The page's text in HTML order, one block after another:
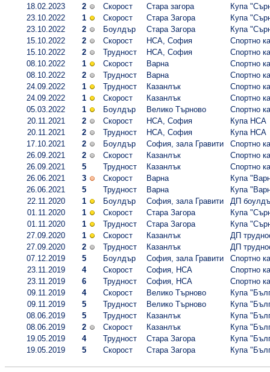
18.02.2023
2 Скорост Стара загора
Купа
23.10.2022
1 Скорост Стара Загора
Купа
23.10.2022
2 Боулдър Стара Загора
Купа
15.10.2022
2 Скорост НСА, София
Спортно
15.10.2022
2 Трудност НСА, София
Спортно
08.10.2022
1 Скорост Варна
Спортно
08.10.2022
2 Трудност Варна
Спортно
24.09.2022
1 Трудност Казанлък
Спортно
24.09.2022
1 Скорост Казанлък
Спортно
05.03.2022
1 Боулдър Велико Търново
Спортно
20.11.2021
2 Скорост НСА, София
Купа НСА
20.11.2021
2 Трудност НСА, София
Купа НСА
17.10.2021
2 Боулдър София, зала Гравити
Спортно
26.09.2021
2 Скорост Казанлък
Спортно
26.09.2021
5 Трудност Казанлък
Спортно
26.06.2021
3 Скорост Варна
Купа
26.06.2021
5 Трудност Варна
Купа
22.11.2020
1 Боулдър София, зала Гравити
ДП
01.11.2020
1 Скорост Стара Загора
Купа
01.11.2020
1 Трудност Стара Загора
Купа
27.09.2020
1 Скорост Казанлък
ДП
27.09.2020
2 Трудност Казанлък
ДП
07.12.2019
5 Боулдър София, зала Гравити
Спортно
23.11.2019
4 Скорост София, НСА
Спортно
23.11.2019
6 Трудност София, НСА
Спортно
09.11.2019
4 Скорост Велико Търново
Купа
09.11.2019
5 Трудност Велико Търново
Купа
08.06.2019
5 Трудност Казанлък
Купа
08.06.2019
2 Скорост Казанлък
Купа
19.05.2019
4 Трудност Стара Загора
Купа
19.05.2019
5 Скорост Стара Загора Купа